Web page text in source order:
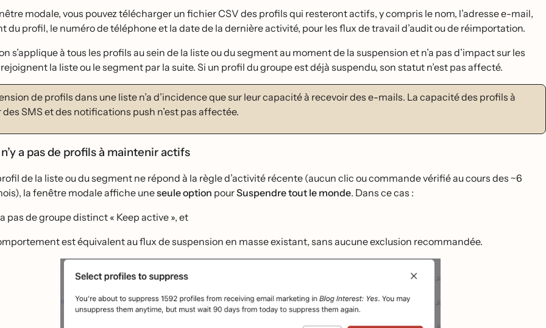
modale, vous pouvez télécharger un fichier CSV des profils qui resteront actifs, y compris le nom, l’adresse e-mail,
du profil, le numéro de téléphone et la date de la dernière activité, pour les flux de travail d’audit ou de réimportation.
s’applique à tous les profils au sein de la liste ou du segment au moment de la suspension et n’a pas d’impact sur les
la liste ou le segment par la suite. Si un profil du groupe est déjà suspendu, son statut n’est pas affecté.
de profils dans une liste n’a d’incidence que sur leur capacité à recevoir des e-mails. La capacité des profils à
SMS et des notifications push n’est pas affectée.
a pas de profils à maintenir actifs
de la liste ou du segment ne répond à la règle d’activité récente (aucun clic ou commande vérifié au cours des ~6
la fenêtre modale affiche uneseule option pourSuspendre tout le monde. Dans ce cas :
a pas de groupe distinct « Keep active », et
est équivalent au flux de suspension en masse existant, sans aucune exclusion recommandée.